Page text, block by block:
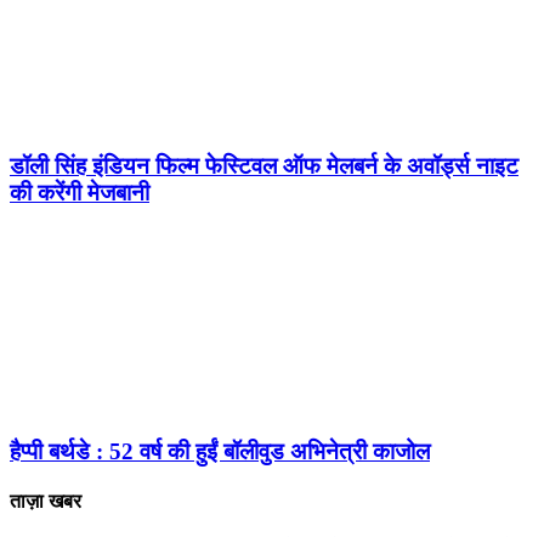
डॉली सिंह इंडियन फिल्म फेस्टिवल ऑफ मेलबर्न के अवॉर्ड्स नाइट
की करेंगी मेजबानी
हैप्पी बर्थडे : 52 वर्ष की हुईं बॉलीवुड अभिनेत्री काजोल
ताज़ा खबर